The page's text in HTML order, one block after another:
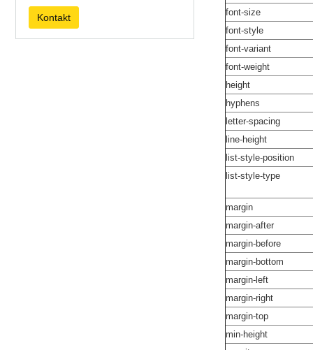
Kontakt
font-size
font-style
font-variant
font-weight
height
hyphens
letter-spacing
line-height
list-style-position
list-style-type
margin
margin-after
margin-before
margin-bottom
margin-left
margin-right
margin-top
min-height